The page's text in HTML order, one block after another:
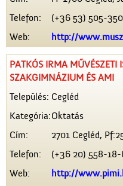
Telefon:
(+36 53) 505-350
Web:
http://
PATKÓS IRMA
SZAKGIMNÁZIUM ÉS AMI
Település: Cegléd
Kategória:Oktatás
Cím:
2701 Cegléd,
Telefon:
(+36 20) 558-18-
Web:
http://